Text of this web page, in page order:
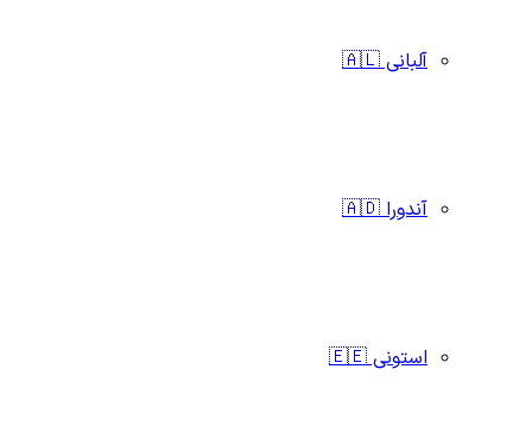
آلبانی 🇦🇱
آندورا 🇦🇩
استونی 🇪🇪